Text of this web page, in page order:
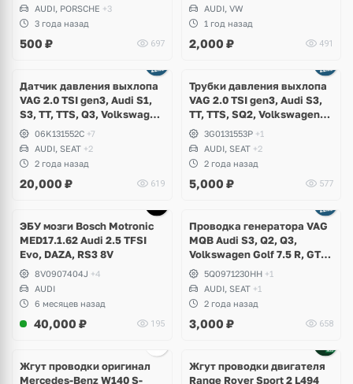
AUDI, PORSCHE +3
3 года назад
500 ₽ 697
AUDI, VW
1 год назад
2,000 ₽ 491
Датчик давления выхлопа
VAG 2.0 TSI gen3, Audi S1,
S3, TT, TTS, Q3, Volkswagen
Arteon, Golf 7.5 R, GTI,
Passat B8, Tiguan, T-Roc,
Skoda Superb, Kodiaq,
Karoq, Seat Tarraco
06K131552C +7
AUDI, SEAT +2
2 года назад
20,000 ₽ 619
Трубки давления выхлопа
VAG 2.0 TSI gen3, Audi S3,
TT, TTS, SQ2, Volkswagen
Arteon, Golf 7.5 R, GTI,
Passat B8, T-Roc, Skoda
Superb, Karoq, Seat Ateca,
Leon Cupra
3G0131553P +1
AUDI, SEAT +2
2 года назад
5,000 ₽ 577
ЭБУ мозги Bosch Motronic
MED17.1.62 Audi 2.5 TFSI
Evo, DAZA, RS3 8V
8V0907404J +4
AUDI
6 месяцев назад
40,000 ₽ 195
Проводка генератора VAG
MQB Audi S3, Q2, Q3,
Volkswagen Golf 7.5 R, GTI,
T-Roc, Passat B8, Arteon,
Seat Leon Cupra, Tarraco
5Q0971230HH +1
AUDI, SEAT +1
2 года назад
3,000 ₽ 658
Жгут проводки оригинал
Mercedes-Benz W140 S-
Жгут проводки двигателя
Range Rover Sport 2 L494